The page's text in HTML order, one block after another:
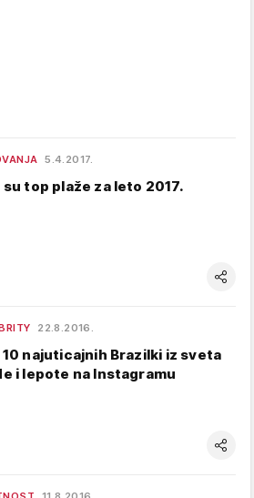
5.4.2017.
su top plaže za leto 2017.
22.8.2016.
10 najuticajnih Brazilki iz sveta
i lepote na Instagramu